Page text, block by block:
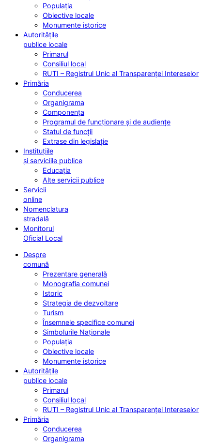
Populația
Obiective locale
Monumente istorice
Autoritățile
publice locale
Primarul
Consiliul local
RUTI – Registrul Unic al Transparenței Intereselor
Primăria
Conducerea
Organigrama
Componența
Programul de funcționare și de audiențe
Statul de funcții
Extrase din legislație
Instituțiile
și serviciile publice
Educația
Alte servicii publice
Servicii
online
Nomenclatura
stradală
Monitorul
Oficial Local
Despre
comună
Prezentare generală
Monografia comunei
Istoric
Strategia de dezvoltare
Turism
Însemnele specifice comunei
Simbolurile Naționale
Populația
Obiective locale
Monumente istorice
Autoritățile
publice locale
Primarul
Consiliul local
RUTI – Registrul Unic al Transparenței Intereselor
Primăria
Conducerea
Organigrama